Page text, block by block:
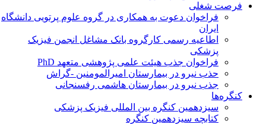
فرصت شغلی
فراخوان دعوت به همکاری در گروه علوم پرتویی دانشگاه
ایران
اطاعیه رسمی کارگروه بانک مشاغل انجمن فیزیک
پزشکی
فراخوان جذب هیئت علمی پژوهشی متعهد PhD
حذب نیرو در بیمارستان امیرالمومنین -گراش
جذب نیرو در بیمارستان هاشمی رفسنجانی
کنگره‌ها
سیزدهمین کنگره بین المللی فیزیک پزشکی
کتابچه سیزدهمین کنگره